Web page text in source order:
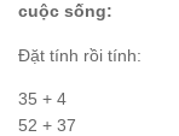
cuộc sống:
Đặt tính rồi tính:
35 + 4
52 + 37